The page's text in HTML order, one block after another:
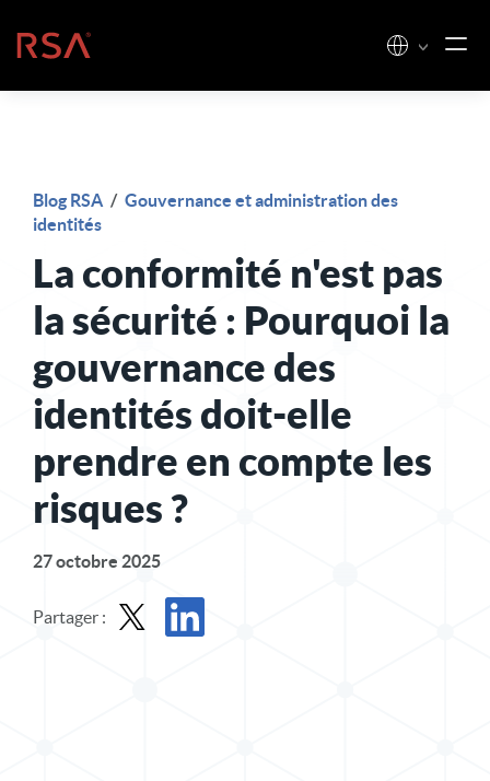
Accueil
Blog RSA / Gouvernance et administration des
identités
La conformité n'est pas
la sécurité : Pourquoi la
gouvernance des
identités doit-elle
prendre en compte les
risques ?
27 octobre 2025
Partager :